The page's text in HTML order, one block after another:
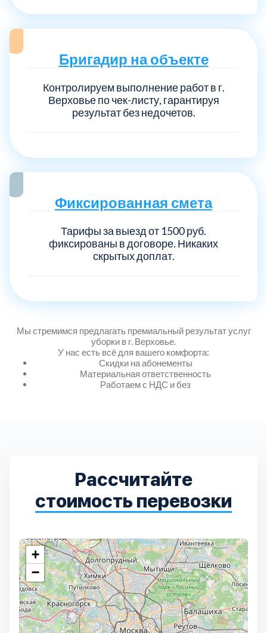
Бригадир на объекте
Контролируем выполнение работ в г.
Верховье по чек-листу, гарантируя
результат без недочетов.
Фиксированная смета
Тарифы за выезд от 1500 руб.
фиксированы в договоре. Никаких
скрытых доплат.
Мы стремимся предлагать премиальный результат услуг
уборки в г. Верховье.
У нас есть всё для вашего комфорта:
Скидки на абонементы
Материальная ответственность
Работаем с НДС и без
Рассчитайте
стоимость перевозки
+
−
Балашиха
Воскресенский 7
Егорьевский
Зеленоградский
Истринский 11
Каширский 2